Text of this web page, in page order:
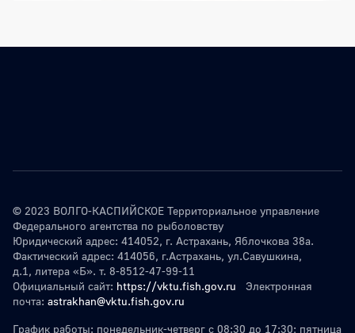
© 2023 ВОЛГО-КАСПИЙСКОЕ Территориальное управление
Федерального агентства по рыболовству
Юридический адрес: 414052, г. Астрахань, Яблочкова 38а.
Фактический адрес: 414056, г.Астрахань, ул.Савушкина,
д.1, литера «Б». т. 8-8512-47-99-11
Официальный сайт: https://vktu.fish.gov.ru Электронная
почта: astrakhan@vktu.fish.gov.ru
График работы: понедельник-четверг с 08:30 до 17:30; пятница